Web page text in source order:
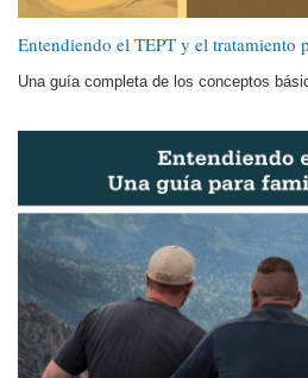
Entendiendo el TEPT y el tratamiento
Una guía completa de los conceptos